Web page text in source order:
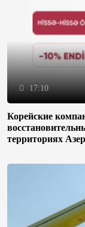
17:10
Корейские
территориях